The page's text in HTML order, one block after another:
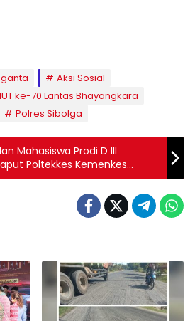
Aksi Sosial
ke-70 Lantas Bhayangkara
Polres Sibolga
Mahasiswa Prodi D III
Poltekkes Kemenkes
Self Efficacy Dalam
Anemi Pada Ibu Hamil